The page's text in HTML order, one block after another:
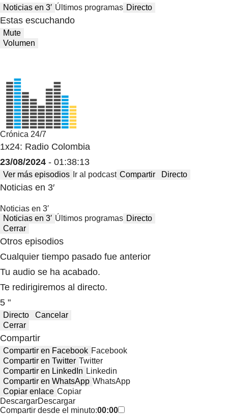
Noticias en 3′ Últimos programas Directo
Estas escuchando
Mute
Volumen
Crónica 24/7
1x24: Radio Colombia
23/08/2024 - 01:38:13
Ver más episodios Ir al podcast Compartir Directo
Noticias en 3′
Noticias en 3′
Noticias en 3′ Últimos programas Directo
Cerrar
Otros episodios
Cualquier tiempo pasado fue anterior
Tu audio se ha acabado.
Te redirigiremos al directo.
5 "
Directo
Cancelar
Cerrar
Compartir
Compartir en Facebook Facebook
Compartir en Twitter Twitter
Compartir en LinkedIn Linkedin
Compartir en WhatsApp WhatsApp
Copiar enlace Copiar
DescargarDescargar
Compartir desde el minuto:00:00